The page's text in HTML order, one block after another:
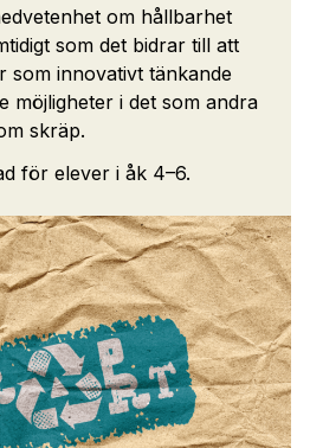
om hållbarhet
som det bidrar till att
som innovativt tänkande
möjligheter i det som andra
skräp.
för elever i åk 4–6.